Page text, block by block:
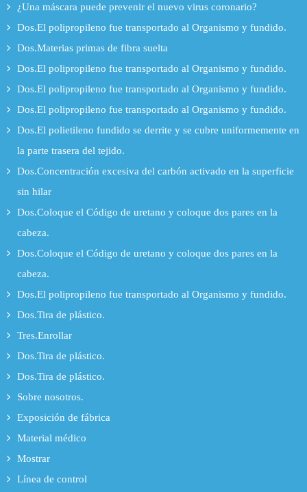
¿Una máscara puede prevenir el nuevo virus coronario?
Dos.El polipropileno fue transportado al Organismo y fundido.
Dos.Materias primas de fibra suelta
Dos.El polipropileno fue transportado al Organismo y fundido.
Dos.El polipropileno fue transportado al Organismo y fundido.
Dos.El polipropileno fue transportado al Organismo y fundido.
Dos.El polietileno fundido se derrite y se cubre uniformemente en
la parte trasera del tejido.
Dos.Concentración excesiva del carbón activado en la superficie
sin hilar
Dos.Coloque el Código de uretano y coloque dos pares en la
cabeza.
Dos.Coloque el Código de uretano y coloque dos pares en la
cabeza.
Dos.El polipropileno fue transportado al Organismo y fundido.
Dos.Tira de plástico.
Tres.Enrollar
Dos.Tira de plástico.
Dos.Tira de plástico.
Sobre nosotros.
Exposición de fábrica
Material médico
Mostrar
Línea de control